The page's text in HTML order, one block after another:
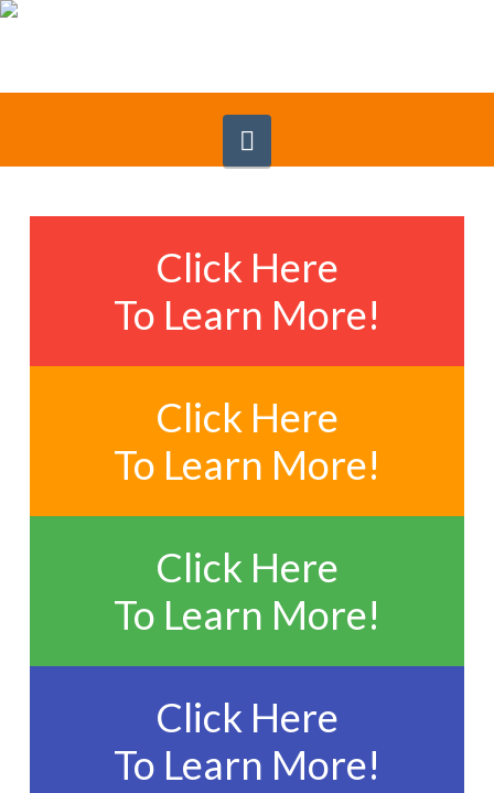
Navigation
Click Here
To Learn More!
Click Here
To Learn More!
Click Here
To Learn More!
Click Here
To Learn More!